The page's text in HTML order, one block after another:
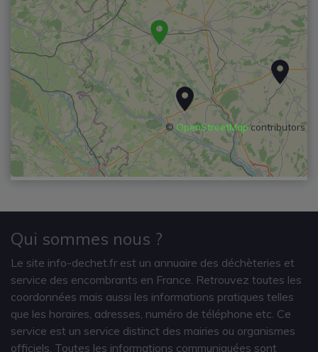
©OpenStreetMapcontributors
Qui sommes nous ?
Le site info-dechet.fr est un annuaire des déchèteries et
service des encombrants en France. Retrouvez toutes les
coordonnées mais aussi les informations pratiques telles
que les horaires, adresses, numéro de téléphone etc. Ce
service est un service distinct des mairies ou organismes
officiels. Toutes les informations communiquées sont